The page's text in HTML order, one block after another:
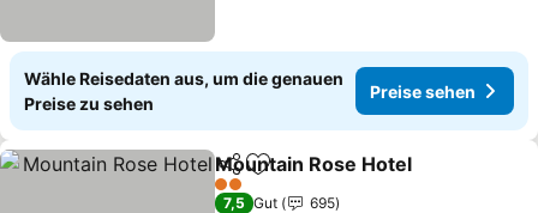
Wähle Reisedaten aus, um die genauen
Preise zu sehen
Preise sehen
TeilenZu Favoriten hinzufügen
Mountain Rose Hotel
2 Sterne
7,5 Gut
695